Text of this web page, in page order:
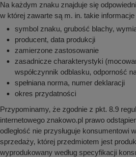
Na każdym znaku znajduje się
w której zawarte są m. in. takie informacje
symbol znaku, grubość blachy,
producent, data produkcji
zamierzone zastosowanie
zasadnicze charakterystyki
współczynnik odblasku, odporność
spełniana norma, numer deklaracji
okres przydatności
Przypominamy, że zgodnie z pkt. 8.9
internetowego znakowo.pl prawo
odległość nie przysługuje konsumentowi
sprzedaży, której przedmiotem jest
wyprodukowany według specyfikacji